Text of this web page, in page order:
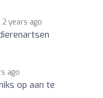
2 years ago
ago
op aan te